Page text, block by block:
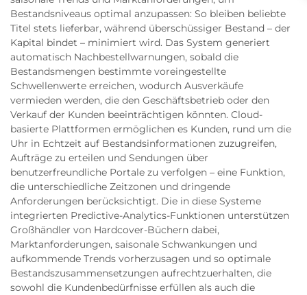
Bestandsniveaus optimal anzupassen: So bleiben beliebte
Titel stets lieferbar, während überschüssiger Bestand – der
Kapital bindet – minimiert wird. Das System generiert
automatisch Nachbestellwarnungen, sobald die
Bestandsmengen bestimmte voreingestellte
Schwellenwerte erreichen, wodurch Ausverkäufe
vermieden werden, die den Geschäftsbetrieb oder den
Verkauf der Kunden beeinträchtigen könnten. Cloud-
basierte Plattformen ermöglichen es Kunden, rund um die
Uhr in Echtzeit auf Bestandsinformationen zuzugreifen,
Aufträge zu erteilen und Sendungen über
benutzerfreundliche Portale zu verfolgen – eine Funktion,
die unterschiedliche Zeitzonen und dringende
Anforderungen berücksichtigt. Die in diese Systeme
integrierten Predictive-Analytics-Funktionen unterstützen
Großhändler von Hardcover-Büchern dabei,
Marktanforderungen, saisonale Schwankungen und
aufkommende Trends vorherzusagen und so optimale
Bestandszusammensetzungen aufrechtzuerhalten, die
sowohl die Kundenbedürfnisse erfüllen als auch die